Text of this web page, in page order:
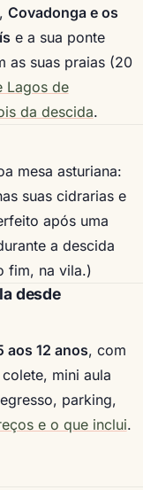
Covadonga e os
e a sua ponte
as suas praias (20
Lagos de
da descida.
mesa asturiana:
suas cidrarias e
após uma
a descida
fim, na vila.)
desde
aos 12 anos, com
mini aula
parking,
e o que inclui.